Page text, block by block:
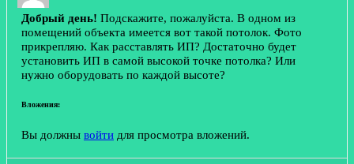
Добрый день! Подскажите, пожалуйста. В одном из
помещений объекта имеется вот такой потолок. Фото
прикрепляю. Как расставлять ИП? Достаточно будет
установить ИП в самой высокой точке потолка? Или
нужно оборудовать по каждой высоте?
Вложения:
Вы должны войти для просмотра вложений.